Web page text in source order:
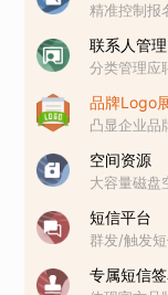
精准控制报
联系人管理
分类管理应
品牌Logo
凸显企业品
空间资源
大容量磁盘
短信平台
群发/触发
专属短信